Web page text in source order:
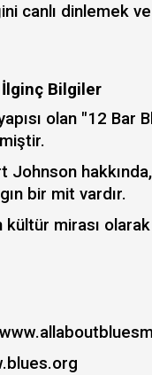
canlı dinlemek
Bilgiler
olan "12
Johnson
bir mit vardır.
kültür mirası